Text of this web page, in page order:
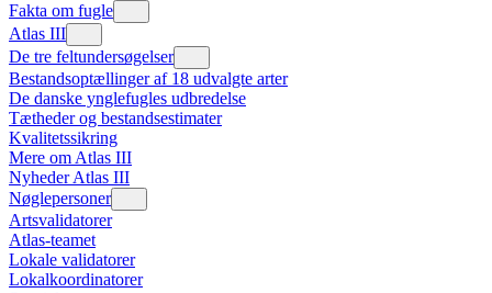
Fakta om fugle
Atlas III
De tre feltundersøgelser
Bestandsoptællinger af 18 udvalgte arter
De danske ynglefugles udbredelse
Tætheder og bestandsestimater
Kvalitetssikring
Mere om Atlas III
Nyheder Atlas III
Nøglepersoner
Artsvalidatorer
Atlas-teamet
Lokale validatorer
Lokalkoordinatorer